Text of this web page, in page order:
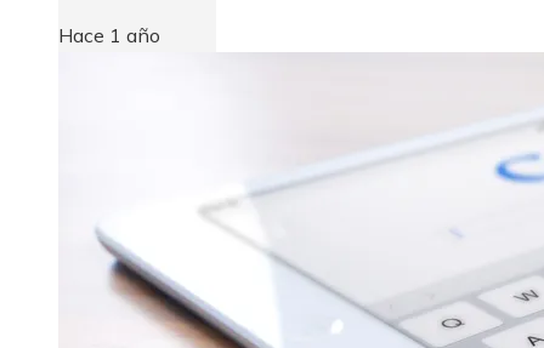
Hace 1 año